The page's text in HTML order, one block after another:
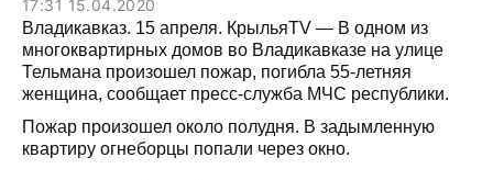
17:31 15.04.2020
Владикавказ. 15 апреля. КрыльяTV — В одном из
многоквартирных домов во Владикавказе на улице
Тельмана произошел пожар, погибла 55-летняя
женщина, сообщает пресс-служба МЧС республики.
Пожар произошел около полудня. В задымленную
квартиру огнеборцы попали через окно.